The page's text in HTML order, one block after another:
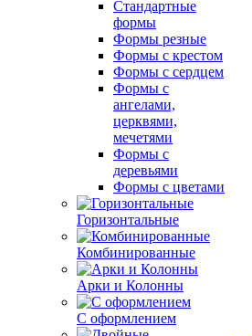
Стандартные
формы
Формы резные
Формы с крестом
Формы с сердцем
Формы с
ангелами,
церквями,
мечетями
Формы с
деревьями
Формы с цветами
Горизонтальные
Комбинированные
Арки и Колонны
С оформлением